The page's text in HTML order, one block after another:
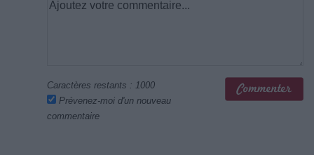
Caractères restants : 1000
Prévenez-moi d'un nouveau
commentaire